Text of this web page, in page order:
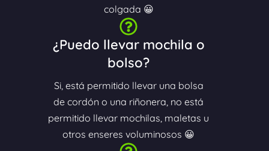
colgada 😀
¿Puedo llevar mochila o
bolso?
Si, está permitido llevar una bolsa
de cordón o una riñonera, no está
permitido llevar mochilas, maletas u
otros enseres voluminosos 😀